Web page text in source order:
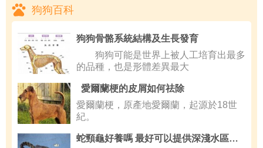
狗狗百科
狗狗骨骼系統結構及生長發育
狗狗可能是世界上被人工培育出最多
的品種，也是形體差異最大
愛爾蘭梗的皮屑如何祛除
愛爾蘭梗，原產地愛爾蘭，起源於18世
紀。
蛇頸龜好養嗎 最好可以提供深淺水區域給它們